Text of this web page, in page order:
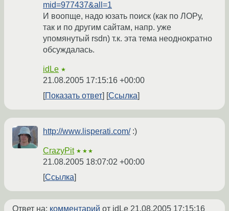
mid=977437&all=1
И воопще, надо юзать поиск (как по ЛОРу,
так и по другим сайтам, напр. уже
упомянутый rsdn) т.к. эта тема неоднократно
обсуждалась.
idLe ★
21.08.2005 17:15:16 +00:00
Показать ответ
Ссылка
http://www.lisperati.com/:)
CrazyPit ★★★
21.08.2005 18:07:02 +00:00
Ссылка
Ответ на: комментарий от idLe 21.08.2005 17:15:16